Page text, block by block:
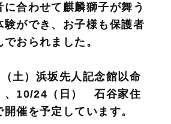
合わせて麒麟獅子が舞う
験ができ、お子様も保護者
おられました。
土）浜坂先人記念館以命
、10/24（日） 石谷家住
催を予定しています。